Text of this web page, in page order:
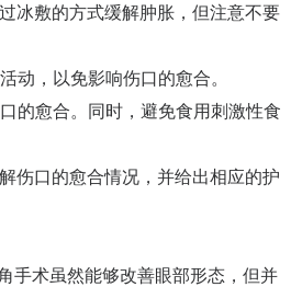
冰敷的方式缓解肿胀，但注意不要
动，以免影响伤口的愈合。
的愈合。同时，避免食用刺激性食
伤口的愈合情况，并给出相应的护
术虽然能够改善眼部形态，但并